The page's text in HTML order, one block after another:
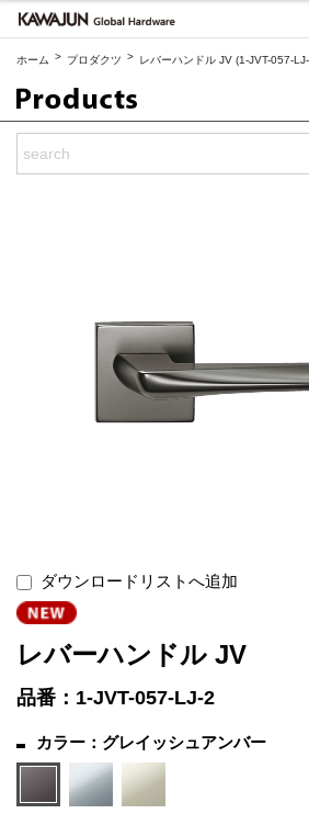
ホーム > プロダクツ > レバーハンドル JV (1-JVT-057-
ダウンロードリストへ追加
レバーハンドル JV
品番：1-JVT-057-LJ-2
カラー：グレイッシュアンバー